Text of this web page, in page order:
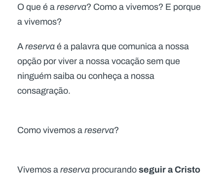
O que é areserva? Como a vivemos? E porque
a vivemos?
Areservaé a palavra que comunica a nossa
opção por viver a nossa vocação sem que
ninguém saiba ou conheça a nossa
consagração.
Como vivemos areserva?
Vivemos areservaprocurandoseguir a Cristo